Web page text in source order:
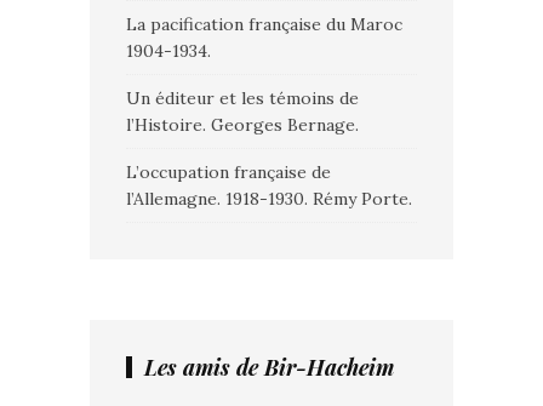
La pacification française du Maroc
1904-1934.
Un éditeur et les témoins de
l’Histoire. Georges Bernage.
L’occupation française de
l’Allemagne. 1918-1930. Rémy Porte.
Les amis de Bir-Hacheim